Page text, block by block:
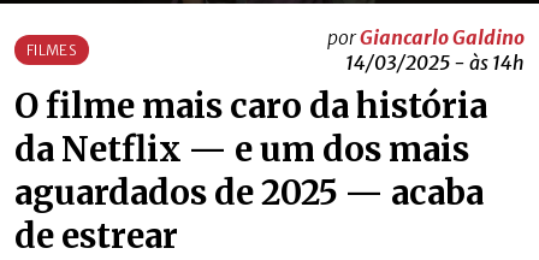
FILMES
porGiancarlo Galdino
14/03/2025 - às 14h
O filme mais caro da história
da Netflix — e um dos mais
aguardados de 2025 — acaba
de estrear